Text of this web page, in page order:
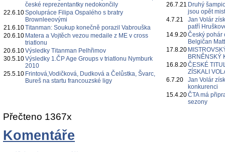
české reprezentantky nedokončily
22.6.10Spolupráce Filipa Ospalého s bratry
Brownleeovými
21.6.10Titanman: Soukup konečně porazil Vabrouška
20.6.10 Matera a Vojtěch vezou medaile z ME v cross
triatlonu
20.6.10Výsledky Titanman Pelhřimov
30.5.10Výsledky 1.ČP Age Groups v triatlonu Nymburk
2010
25.5.10 Frintová,Vodičková, Dudková a Čelůstka, Švarc,
Bureš na startu francouzské ligy
26.7.21 Druhý
jsou opět
4.7.21
Jan Volár
patří
14.9.20Český pohár
Belgičan
17.8.20
BRNĚNSKÝ
16.8.20ČESKÉ
ZÍSKALI
6.7.20
Jan Volár
konkurenci
15.4.20ČTA má
sezony
Přečteno 1367x
Komentáře